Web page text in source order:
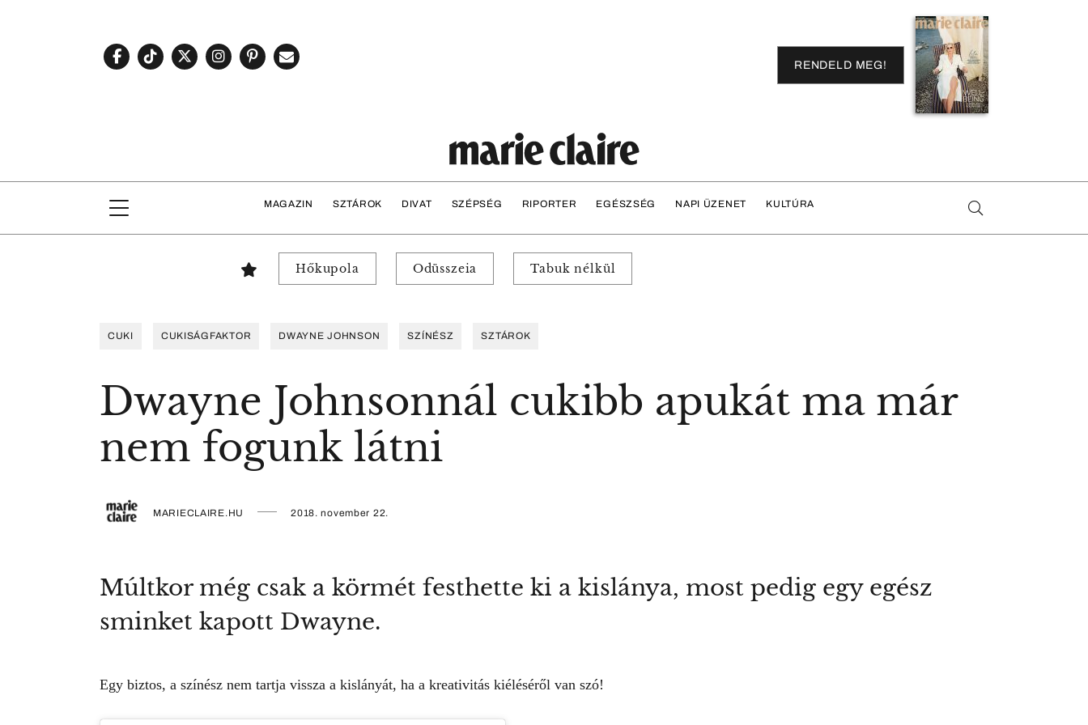
RENDELD MEG!
MAGAZIN SZTÁROK DIVAT SZÉPSÉG RIPORTER EGÉSZSÉG NAPI ÜZENET KULTÚRA
Hőkupola Odüsszeia Tabuk nélkül
CUKI CUKISÁGFAKTOR DWAYNE JOHNSON SZÍNÉSZ SZTÁROK
Dwayne Johnsonnál cukibb apukát ma már
nem fogunk látni
MARIECLAIRE.HU 2018. november 22.
Múltkor még csak a körmét festhette ki a kislánya, most pedig egy egész
sminket kapott Dwayne.
Egy biztos, a színész nem tartja vissza a kislányát, ha a kreativitás kiéléséről van szó!